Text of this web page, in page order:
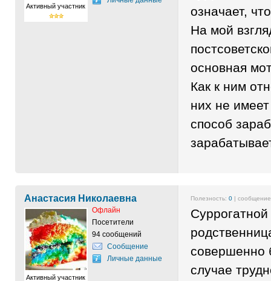
Активный участник
означает,
На мой
основная
Как к ним
них не
способ
Анастасия Николаевна
Активный участник
Офлайн
Посетители
94 сообщений
Сообщение
Личные данные
Полезность: 0 |
совершенно
случае